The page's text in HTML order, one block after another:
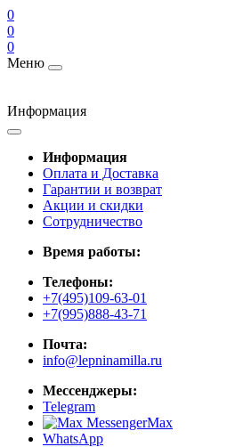
0
0
0
Меню
Информация
Информация
Оплата и Доставка
Гарантии и возврат
Акции и скидки
Cотрудничество
Время работы:
Телефоны:
+7(495)109-63-01
+7(995)888-43-71
Почта:
info@lepninamilla.ru
Мессенджеры:
Telegram
Max
WhatsApp